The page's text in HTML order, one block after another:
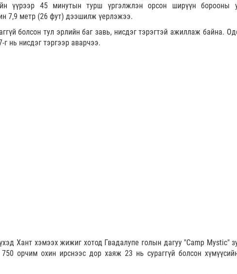
үүрээр 45 минутын турш үргэлжлэн орсон ширүүн борооны
7,9 метр (26 фут) дээшилж үерлэжээ.
болсон тул эрлийн баг завь, нисдэг тэрэгтэй ажиллаж байна.
нь нисдэг тэргээр аварчээ.
Хант хэмээх жижиг хотод Гвадалупе голын дагуу "Camp Mystic"
орчим охин ирснээс дор хаяж 23 нь сураггүй болсон